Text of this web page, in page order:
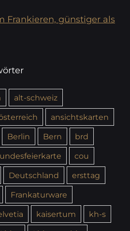
Frankieren, günstiger als
alt-schweiz
ansichtskarten
Berlin Bern
brd
cou
Deutschland
ersttag
Frankaturware
kaisertum
kh-s